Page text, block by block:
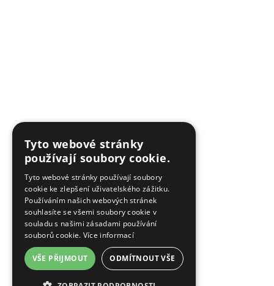
Tyto webové stránky
používají soubory cookie.
Tyto webové stránky používají soubory
cookie ke zlepšení uživatelského zážitku.
Používáním našich webových stránek
souhlasíte se všemi soubory cookie v
souladu s našimi zásadami používání
souborů cookie. Více informací
VŠE PŘIJMOUT ODMÍTNOUT VŠE